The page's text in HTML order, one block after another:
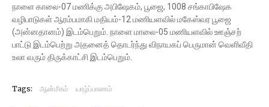
நாளை காலை-07 மணிக்கு அபிஷேகம், பூஜை, 1008 சங்காபிஷேக
வழிபாடுகள் ஆரம்பமாகி மதியம்-12 மணியளவில் மகேஸ்வர பூஜை
(அன்னதானம்) இடம்பெறும். நாளை மாலை-05 மணியளவில் ஊஞ்சற்
பாட்டு இடம்பெற்று அதனைத் தொடர்ந்து விநாயகப் பெருமான் வெளிவீதி
உலா வரும் திருக்காட்சி இடம்பெறும்.
Tags: ஆன்மீகம் யாழ்ப்பாணம்